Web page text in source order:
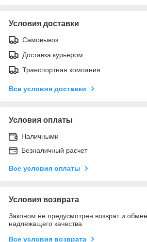
Условия доставки
Самовывоз
Доставка курьером
Транспортная компания
Все условия доставки
Условия оплаты
Наличными
Безналичный расчет
Все условия оплаты
Условия возврата
Законом не предусмотрен возврат и
надлежащего качества
Все условия возврата